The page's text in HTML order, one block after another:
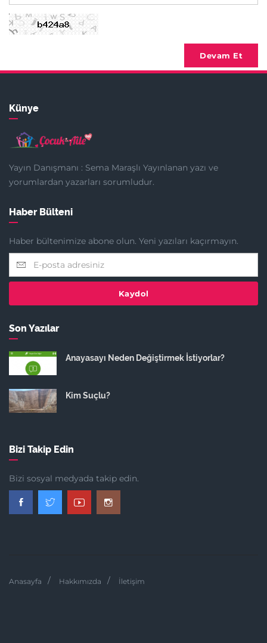
Devam Et
Künye
Yayın Danışmanı : Sema Maraşlı Yayınlanan yazı ve
yorumlardan yazarları sorumludur.
Haber Bülteni
Haber bültenimize abone olun. Yeni yazıları kaçırmayın.
Kaydol
Son Yazılar
Anayasayı Neden Değiştirmek İstiyorlar?
Kim Suçlu?
Bizi Takip Edin
Bizi sosyal medyada takip edin.
Anasayfa Hakkımızda İletişim